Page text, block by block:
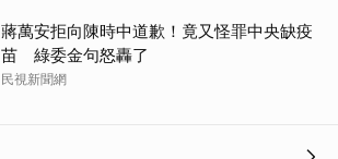
蔣萬安拒向陳時中道歉！竟又怪罪中央缺疫
苗 綠委金句怒轟了
民視新聞網